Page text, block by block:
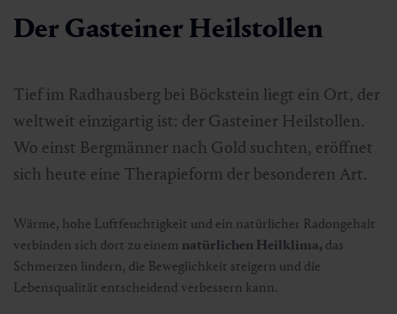
Der Gasteiner Heilstollen
Tief im Radhausberg bei Böckstein liegt ein Ort, der
weltweit einzigartig ist: der Gasteiner Heilstollen.
Wo einst Bergmänner nach Gold suchten, eröffnet
sich heute eine Therapieform der besonderen Art.
Wärme, hohe Luftfeuchtigkeit und ein natürlicher Radongehalt
verbinden sich dort zu einem natürlichen Heilklima, das
Schmerzen lindern, die Beweglichkeit steigern und die
Lebensqualität entscheidend verbessern kann.